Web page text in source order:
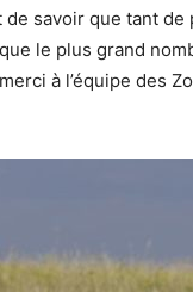
savoir que tant
le plus grand
à l’équipe des